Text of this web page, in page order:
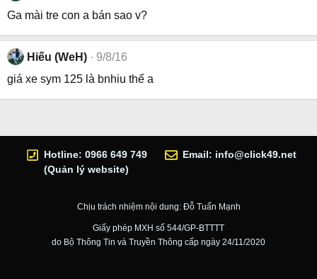
Ga mài tre con a bán sao v?
Hiếu (WeH)
9/8/16
giá xe sym 125 là bnhiu thế a
Hotline: 0966 649 749
(Quản lý website)
Email: info@click49.net
Chịu trách nhiệm nội dung: Đỗ Tuấn Mạnh
Giấy phép MXH số 544/GP-BTTTT
do Bộ Thông Tin và Truyền Thông cấp ngày 24/11/2020